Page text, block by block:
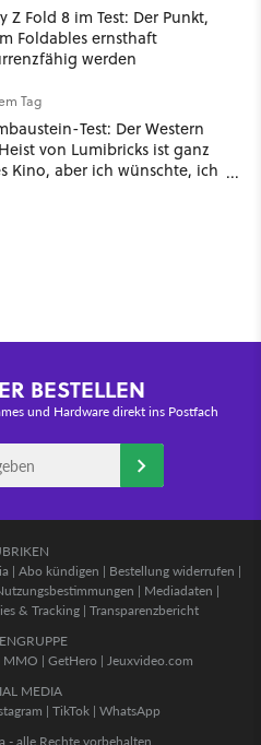
Z Fold 8 im Test: Der Punkt,
Foldables ernsthaft
werden
Tag
Test: Der Western
von Lumibricks ist ganz
Kino, aber ich wünschte, ich
BESTELLEN
und Hardware direkt ins Postfach
| Abo kündigen | Bestellung widerrufen |
| Mediadaten |
& Tracking | Transparenzbericht
MMO | GetHero | Jeuxvideo.com
MEDIA
| TikTok | WhatsApp